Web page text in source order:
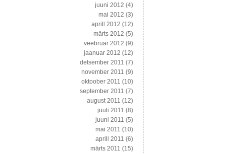
juuni 2012 (4)
mai 2012 (3)
aprill 2012 (12)
märts 2012 (5)
veebruar 2012 (9)
jaanuar 2012 (12)
detsember 2011 (7)
november 2011 (9)
oktoober 2011 (10)
september 2011 (7)
august 2011 (12)
juuli 2011 (8)
juuni 2011 (5)
mai 2011 (10)
aprill 2011 (6)
märts 2011 (15)